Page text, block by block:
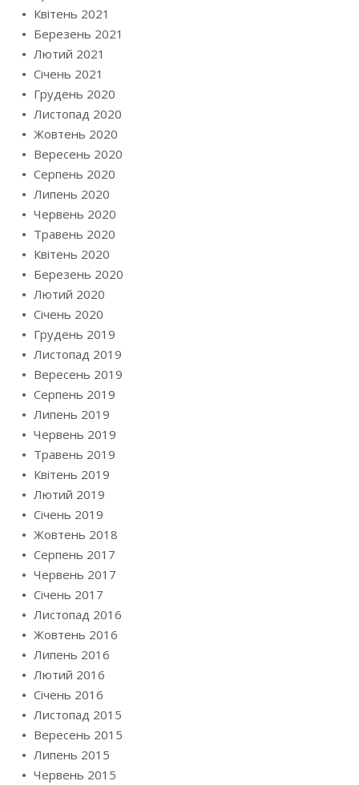
Квітень 2021
Березень 2021
Лютий 2021
Січень 2021
Грудень 2020
Листопад 2020
Жовтень 2020
Вересень 2020
Серпень 2020
Липень 2020
Червень 2020
Травень 2020
Квітень 2020
Березень 2020
Лютий 2020
Січень 2020
Грудень 2019
Листопад 2019
Вересень 2019
Серпень 2019
Липень 2019
Червень 2019
Травень 2019
Квітень 2019
Лютий 2019
Січень 2019
Жовтень 2018
Серпень 2017
Червень 2017
Січень 2017
Листопад 2016
Жовтень 2016
Липень 2016
Лютий 2016
Січень 2016
Листопад 2015
Вересень 2015
Липень 2015
Червень 2015